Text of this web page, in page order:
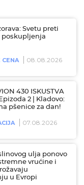
Svetu preti
poskupljenja
CENA 08.08.2026
430 ISKUSTVA
2 | Kladovo:
pšenice za dan!
07.08.2026
ulja ponovo
vrućine i
u Evropi